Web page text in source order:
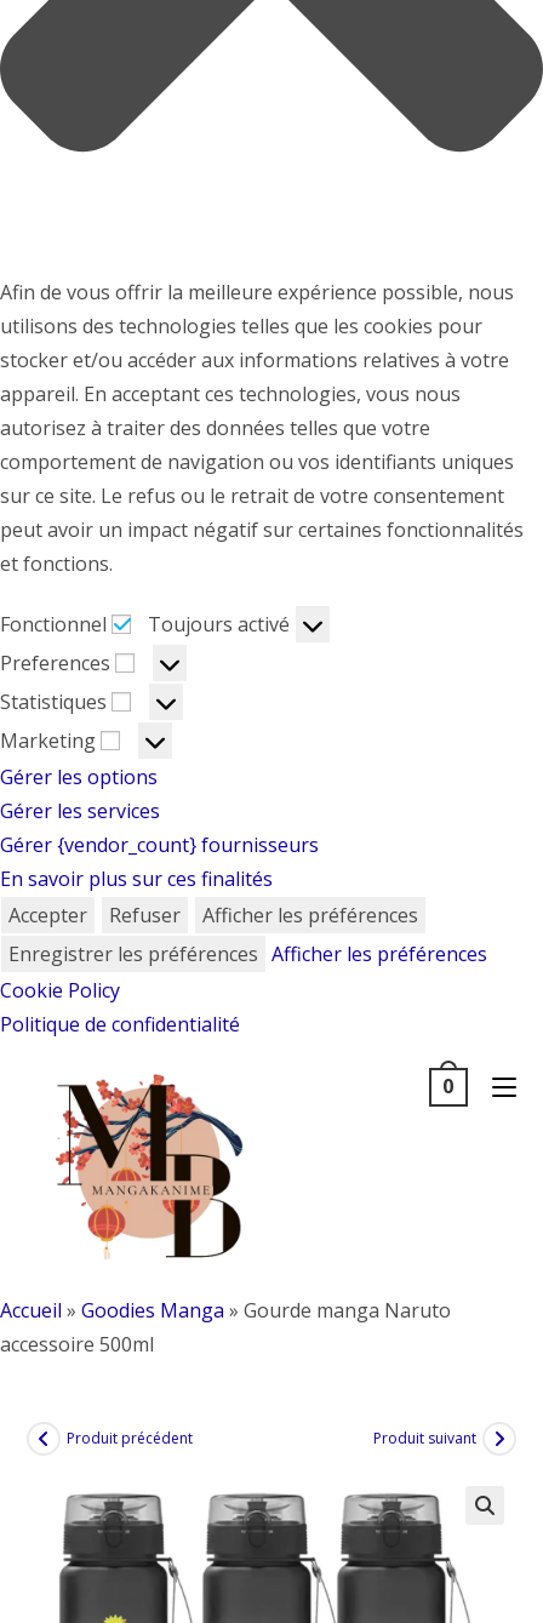
Afin de vous offrir la meilleure expérience possible, nous
utilisons des technologies telles que les cookies pour
stocker et/ou accéder aux informations relatives à votre
appareil. En acceptant ces technologies, vous nous
autorisez à traiter des données telles que votre
comportement de navigation ou vos identifiants uniques
sur ce site. Le refus ou le retrait de votre consentement
peut avoir un impact négatif sur certaines fonctionnalités
et fonctions.
Fonctionnel Fonctionnel
Toujours activé
Preferences
Preferences
Statistiques Statistiques
Marketing Marketing
Gérer les options
Gérer les services
Gérer {vendor_count} fournisseurs
En savoir plus sur ces finalités
Accepter
Refuser
Afficher les préférences
Enregistrer les préférences Afficher les préférences
Cookie Policy
Politique de confidentialité
0
Accueil » Goodies Manga » Gourde manga Naruto
accessoire 500ml
Produit précédent Produit suivant